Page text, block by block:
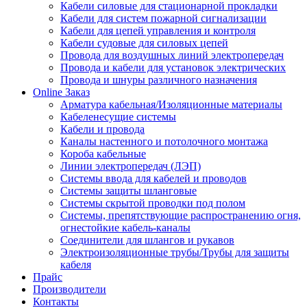
Кабели силовые для стационарной прокладки
Кабели для систем пожарной сигнализации
Кабели для цепей управления и контроля
Кабели судовые для силовых цепей
Провода для воздушных линий электропередач
Провода и кабели для установок электрических
Провода и шнуры различного назначения
Online Заказ
Арматура кабельная/Изоляционные материалы
Кабеленесущие системы
Кабели и провода
Каналы настенного и потолочного монтажа
Короба кабельные
Линии электропередач (ЛЭП)
Системы ввода для кабелей и проводов
Системы защиты шланговые
Системы скрытой проводки под полом
Системы, препятствующие распространению огня,
огнестойкие кабель-каналы
Соединители для шлангов и рукавов
Электроизоляционные трубы/Трубы для защиты
кабеля
Прайс
Производители
Контакты